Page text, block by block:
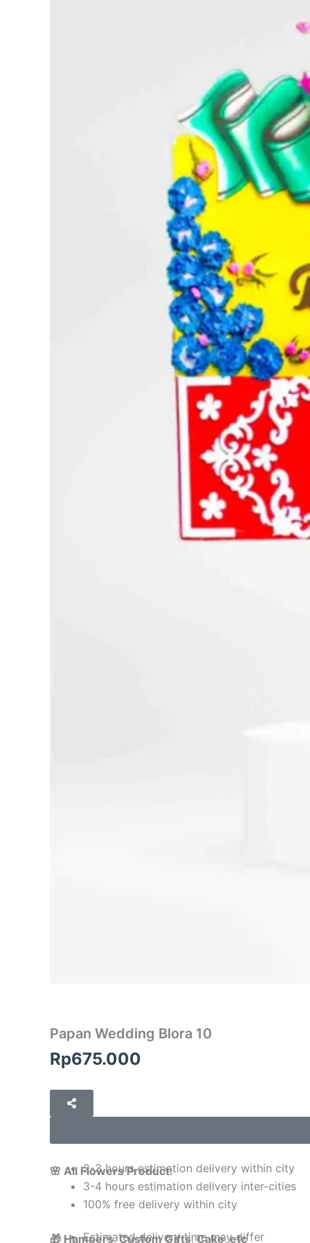
Papan Wedding Blora 10
Rp675.000
🌸 All Flowers Product:
2-3 hours estimation delivery within city
3-4 hours estimation delivery inter-cities
100% free delivery within city
🎁 Hampers, Custom Gifts, Cake, etc
Estimated delivery time may differ